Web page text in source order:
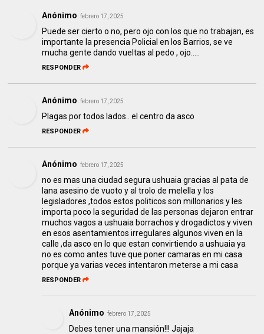
Anónimo febrero 17, 2025
Puede ser cierto o no, pero ojo con los que no trabajan, es
importante la presencia Policial en los Barrios, se ve
mucha gente dando vueltas al pedo , ojo…..
RESPONDER
Anónimo febrero 17, 2025
Plagas por todos lados.. el centro da asco
RESPONDER
Anónimo febrero 17, 2025
no es mas una ciudad segura ushuaia gracias al pata de
lana asesino de vuoto y al trolo de melella y los
legisladores ,todos estos politicos son millonarios y les
importa poco la seguridad de las personas dejaron entrar
muchos vagos a ushuaia borrachos y drogadictos y viven
en esos asentamientos irregulares algunos viven en la
calle ,da asco en lo que estan convirtiendo a ushuaia ya
no es como antes tuve que poner camaras en mi casa
porque ya varias veces intentaron meterse a mi casa
RESPONDER
Anónimo febrero 17, 2025
Debes tener una mansión!!! Jajaja